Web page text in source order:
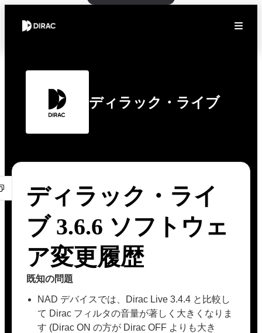
ディラック・ライブ
ディラック・ライ
ブ 3.6.6 ソフトウェ
ア変更履歴
既知の問題
NAD デバイスでは、Dirac Live 3.4.4 と比較し
て Dirac フィルタの音量が著しく大きくなりま
す (Dirac ON の方が Dirac OFF よりも大き